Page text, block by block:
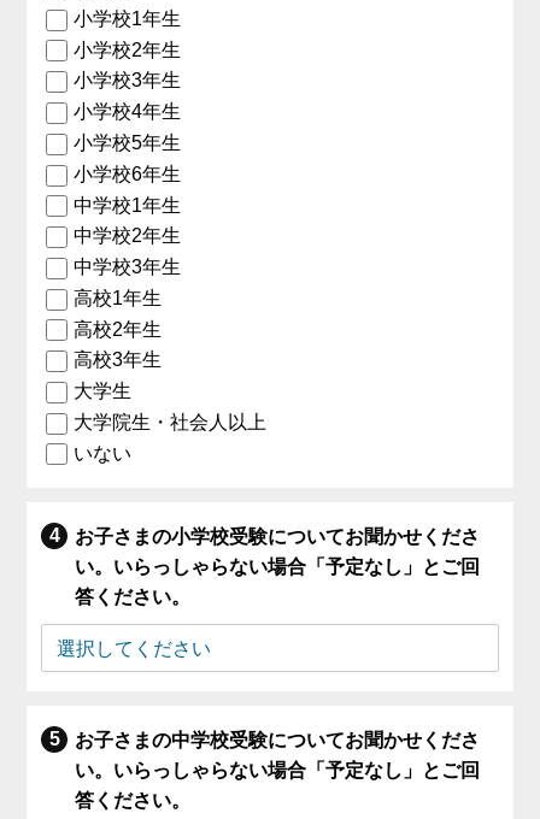
小学校1年生
小学校2年生
小学校3年生
小学校4年生
小学校5年生
小学校6年生
中学校1年生
中学校2年生
中学校3年生
高校1年生
高校2年生
高校3年生
大学生
大学院生・社会人以上
いない
お子さまの小学校受験についてお聞かせくださ
い。いらっしゃらない場合「予定なし」とご回
答ください。
お子さまの中学校受験についてお聞かせくださ
い。いらっしゃらない場合「予定なし」とご回
答ください。